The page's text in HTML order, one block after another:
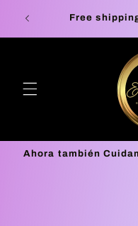
content
Europe Free
Ahora también